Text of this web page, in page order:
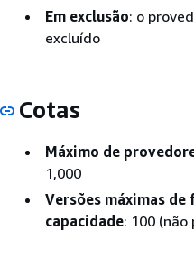
Em exclusão: o
excluído
Cotas
Máximo de
1,000
Versões máximas
capacidade: 100